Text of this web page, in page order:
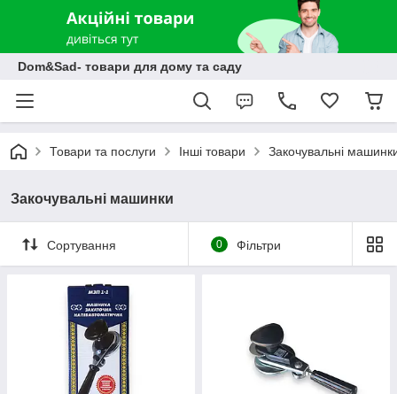
Dom&Sad- товари для дому та саду
Товари та послуги Інші товари Закочувальні
Закочувальні машинки
Сортування 0 Фільтри